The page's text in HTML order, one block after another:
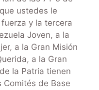
ustedes le
y la tercera
Joven, a la
a la Gran Misión
a la Gran
la Patria tienen
Comités de Base